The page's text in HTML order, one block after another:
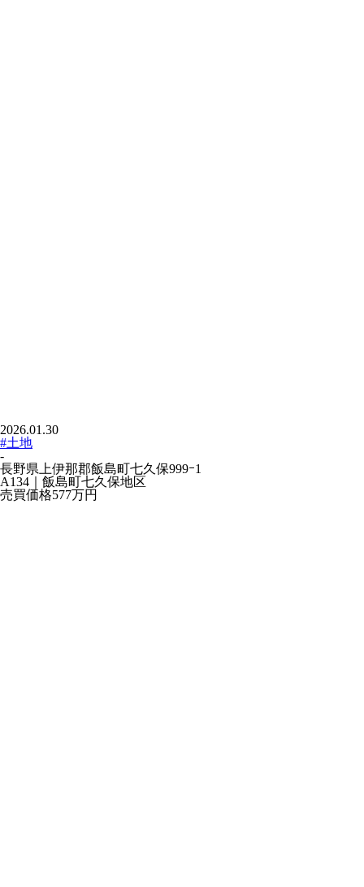
2026.01.30
#土地
-
長野県上伊那郡飯島町七久保999ｰ1
A134｜飯島町七久保地区
売買価格577万円